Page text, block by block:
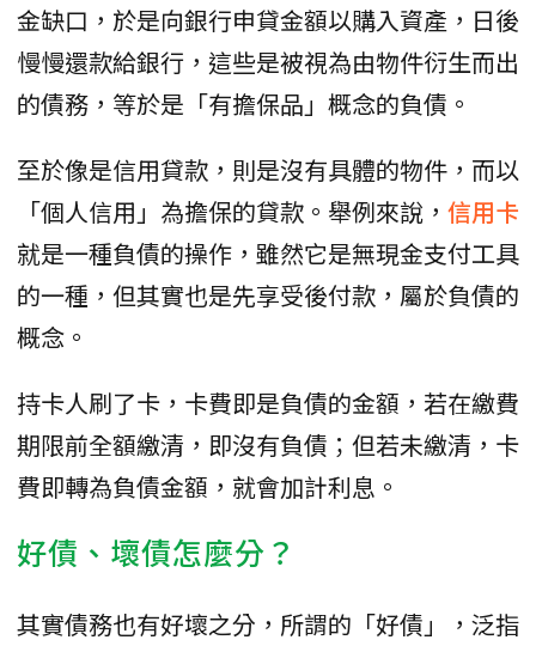
金缺口，於是向銀行申貸金額以購入資產，日後
慢慢還款給銀行，這些是被視為由物件衍生而出
的債務，等於是「有擔保品」概念的負債。
至於像是信用貸款，則是沒有具體的物件，而以
「個人信用」為擔保的貸款。舉例來說， 信用卡
就是一種負債的操作，雖然它是無現金支付工具
的一種，但其實也是先享受後付款，屬於負債的
概念。
持卡人刷了卡，卡費即是負債的金額，若在繳費
期限前全額繳清，即沒有負債；但若未繳清，卡
費即轉為負債金額，就會加計利息。
好債、壞債怎麼分？
其實債務也有好壞之分，所謂的「好債」，泛指